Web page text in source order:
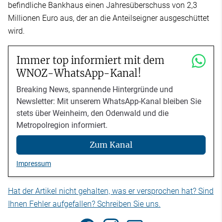
befindliche Bankhaus einen Jahresüberschuss von 2,3
Millionen Euro aus, der an die Anteilseigner ausgeschüttet
wird.
Immer top informiert mit dem
WNOZ-WhatsApp-Kanal!
Breaking News, spannende Hintergründe und
Newsletter: Mit unserem WhatsApp-Kanal bleiben Sie
stets über Weinheim, den Odenwald und die
Metropolregion informiert.
Zum Kanal
Impressum
Hat der Artikel nicht gehalten, was er versprochen hat? Sind
Ihnen Fehler aufgefallen? Schreiben Sie uns.